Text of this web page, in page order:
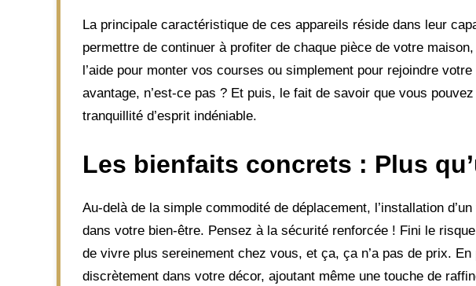
La principale caractéristique de ces appareils réside dans leur
permettre de continuer à profiter de chaque pièce de votre
l’aide pour monter vos courses ou simplement pour rejoindre
avantage, n’est-ce pas ? Et puis, le fait de savoir que vous
tranquillité d’esprit indéniable.
Les bienfaits concrets : Plus
Au-delà de la simple commodité de déplacement, l’installation
dans votre bien-être. Pensez à la sécurité renforcée ! Fini le
de vivre plus sereinement chez vous, et ça, ça n’a pas de prix.
discrètement dans votre décor, ajoutant même une touche de